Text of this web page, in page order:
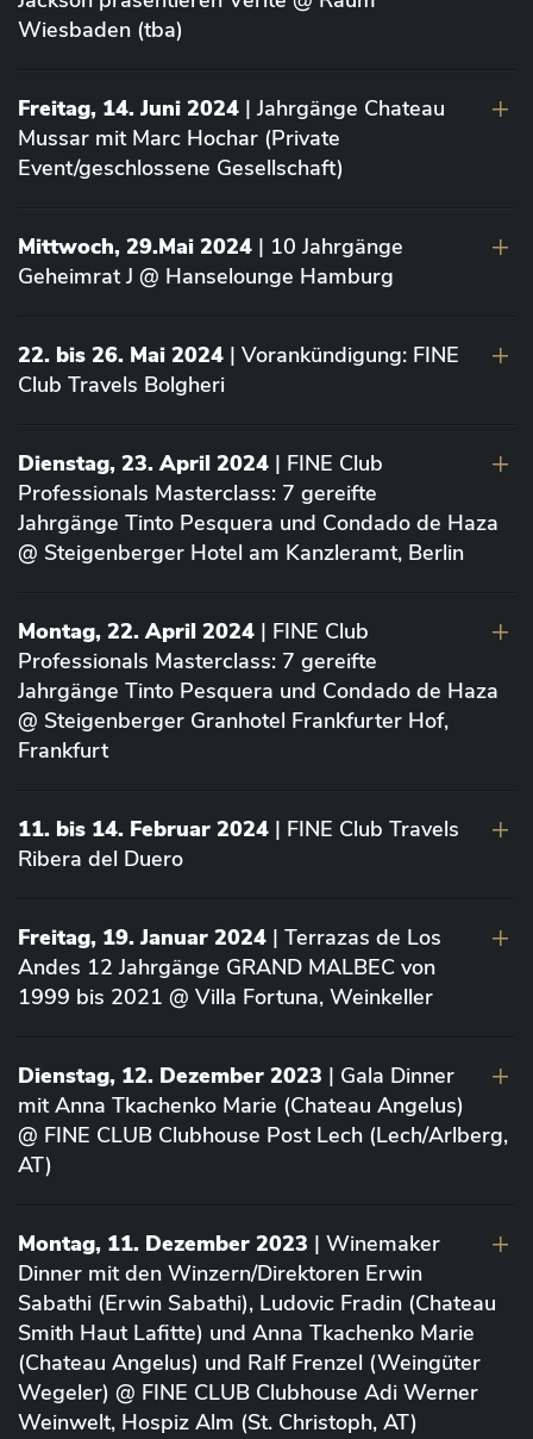
Wiesbaden (tba)
Freitag, 14. Juni 2024 | Jahrgänge Chateau
Mussar mit Marc Hochar (Private
Event/geschlossene Gesellschaft)
Mittwoch, 29.Mai 2024 | 10 Jahrgänge
Geheimrat J @ Hanselounge Hamburg
22. bis 26. Mai 2024 | Vorankündigung: FINE
Club Travels Bolgheri
Dienstag, 23. April 2024 | FINE Club
Professionals Masterclass: 7 gereifte
Jahrgänge Tinto Pesquera und Condado de Haza
@ Steigenberger Hotel am Kanzleramt, Berlin
Montag, 22. April 2024 | FINE Club
Professionals Masterclass: 7 gereifte
Jahrgänge Tinto Pesquera und Condado de Haza
@ Steigenberger Granhotel Frankfurter Hof,
Frankfurt
11. bis 14. Februar 2024 | FINE Club Travels
Ribera del Duero
Freitag, 19. Januar 2024 | Terrazas de Los
Andes 12 Jahrgänge GRAND MALBEC von
1999 bis 2021 @ Villa Fortuna, Weinkeller
Dienstag, 12. Dezember 2023 | Gala Dinner
mit Anna Tkachenko Marie (Chateau Angelus)
@ FINE CLUB Clubhouse Post Lech (Lech/Arlberg,
AT)
Montag, 11. Dezember 2023 | Winemaker
Dinner mit den Winzern/Direktoren Erwin
Sabathi (Erwin Sabathi), Ludovic Fradin (Chateau
Smith Haut Lafitte) und Anna Tkachenko Marie
(Chateau Angelus) und Ralf Frenzel (Weingüter
Wegeler) @ FINE CLUB Clubhouse Adi Werner
Weinwelt, Hospiz Alm (St. Christoph, AT)